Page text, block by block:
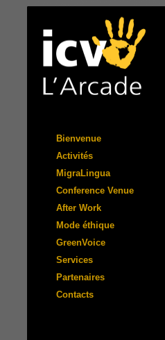
Bienvenue
Activités
MigraLingua
Conference Venue
After Work
Mode éthique
GreenVoice
Services
Partenaires
Contacts